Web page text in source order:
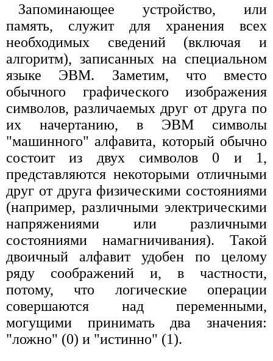
Запоминающее устройство, или
память, служит для хранения всех
необходимых сведений (включая и
алгоритм), записанных на специальном
языке ЭВМ. Заметим, что вместо
обычного графического изображения
символов, различаемых друг от друга по
их начертанию, в ЭВМ символы
"машинного" алфавита, который обычно
состоит из двух символов 0 и 1,
представляются некоторыми отличными
друг от друга физическими состояниями
(например, различными электрическими
напряжениями или различными
состояниями намагничивания). Такой
двоичный алфавит удобен по целому
ряду соображений и, в частности,
потому, что логические операции
совершаются над переменными,
могущими принимать два значения:
"ложно" (0) и "истинно" (1).